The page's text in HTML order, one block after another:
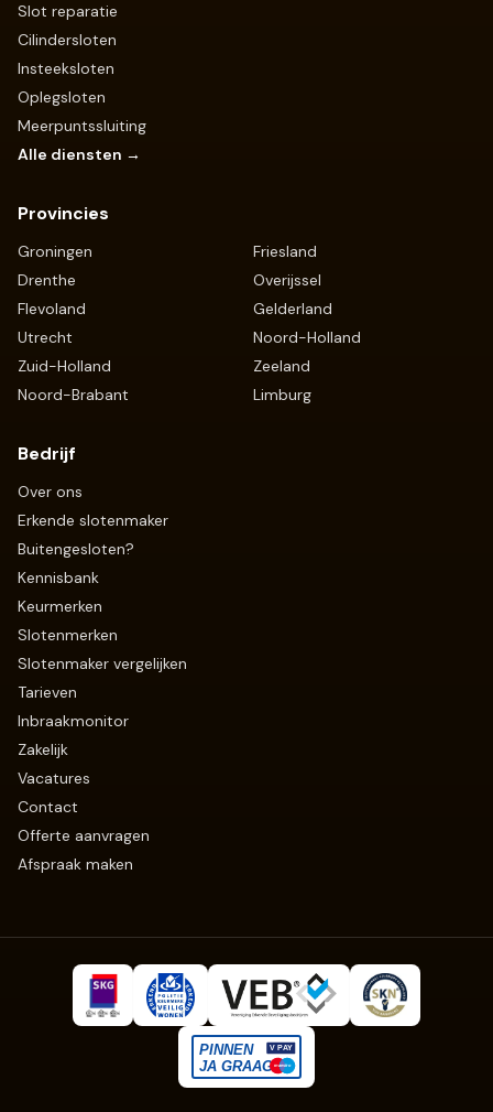
Slot reparatie
Cilindersloten
Insteeksloten
Oplegsloten
Meerpuntssluiting
Alle diensten →
Provincies
Groningen
Friesland
Drenthe
Overijssel
Flevoland
Gelderland
Utrecht
Noord-Holland
Zuid-Holland
Zeeland
Noord-Brabant
Limburg
Bedrijf
Over ons
Erkende slotenmaker
Buitengesloten?
Kennisbank
Keurmerken
Slotenmerken
Slotenmaker vergelijken
Tarieven
Inbraakmonitor
Zakelijk
Vacatures
Contact
Offerte aanvragen
Afspraak maken